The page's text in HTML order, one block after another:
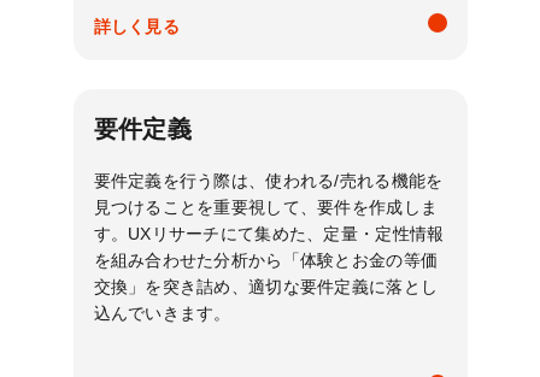
詳しく見る
要件定義
要件定義を行う際は、使われる/売れる機能を
見つけることを重要視して、要件を作成しま
す。UXリサーチにて集めた、定量・定性情報
を組み合わせた分析から「体験とお金の等価
交換」を突き詰め、適切な要件定義に落とし
込んでいきます。